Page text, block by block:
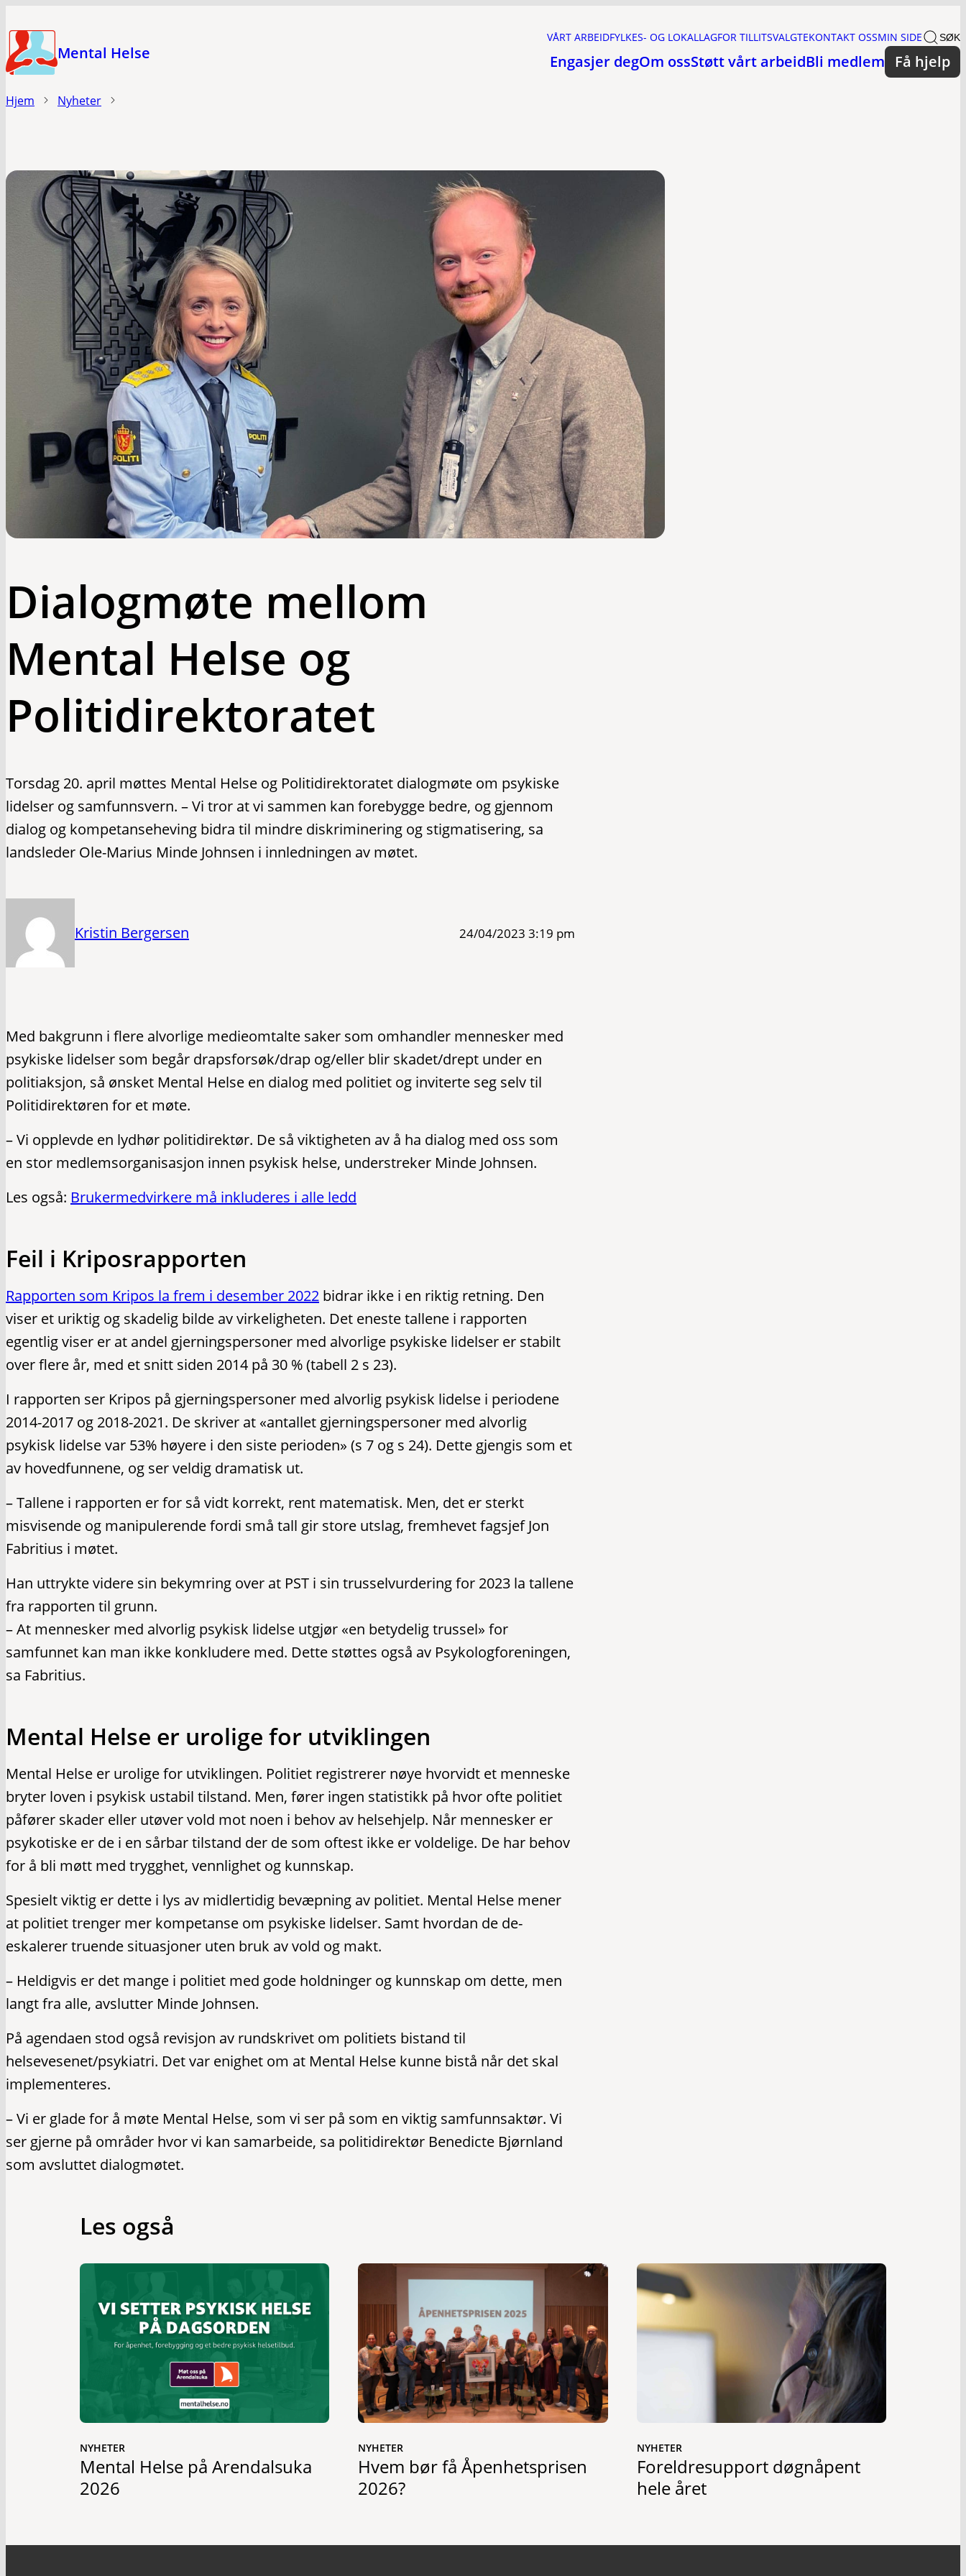
til
hovedinnholdMental Helse
VÅRT ARBEIDFYLKES- OG LOKALLAGFOR TILLITSVALGTEKONTAKT OSSMIN SIDE SØK
Engasjer degOm ossStøtt vårt arbeidBli medlem Få hjelp
Hjem Nyheter
Dialogmøte mellom
Mental Helse og
Politidirektoratet
Torsdag 20. april møttes Mental Helse og Politidirektoratet dialogmøte om psykiske
lidelser og samfunnsvern. – Vi tror at vi sammen kan forebygge bedre, og gjennom
dialog og kompetanseheving bidra til mindre diskriminering og stigmatisering, sa
landsleder Ole-Marius Minde Johnsen i innledningen av møtet.
Kristin Bergersen Publisert
24/04/2023 3:19 pm
Med bakgrunn i flere alvorlige medieomtalte saker som omhandler mennesker med
psykiske lidelser som begår drapsforsøk/drap og/eller blir skadet/drept under en
politiaksjon, så ønsket Mental Helse en dialog med politiet og inviterte seg selv til
Politidirektøren for et møte.
– Vi opplevde en lydhør politidirektør. De så viktigheten av å ha dialog med oss som
en stor medlemsorganisasjon innen psykisk helse, understreker Minde Johnsen.
Les også: Brukermedvirkere må inkluderes i alle ledd
Feil i Kriposrapporten
Rapporten som Kripos la frem i desember 2022 bidrar ikke i en riktig retning. Den
viser et uriktig og skadelig bilde av virkeligheten. Det eneste tallene i rapporten
egentlig viser er at andel gjerningspersoner med alvorlige psykiske lidelser er stabilt
over flere år, med et snitt siden 2014 på 30 % (tabell 2 s 23).
I rapporten ser Kripos på gjerningspersoner med alvorlig psykisk lidelse i periodene
2014-2017 og 2018-2021. De skriver at «antallet gjerningspersoner med alvorlig
psykisk lidelse var 53% høyere i den siste perioden» (s 7 og s 24). Dette gjengis som et
av hovedfunnene, og ser veldig dramatisk ut.
– Tallene i rapporten er for så vidt korrekt, rent matematisk. Men, det er sterkt
misvisende og manipulerende fordi små tall gir store utslag, fremhevet fagsjef Jon
Fabritius i møtet.
Han uttrykte videre sin bekymring over at PST i sin trusselvurdering for 2023 la tallene
fra rapporten til grunn.
– At mennesker med alvorlig psykisk lidelse utgjør «en betydelig trussel» for
samfunnet kan man ikke konkludere med. Dette støttes også av Psykologforeningen,
sa Fabritius.
Mental Helse er urolige for utviklingen
Mental Helse er urolige for utviklingen. Politiet registrerer nøye hvorvidt et menneske
bryter loven i psykisk ustabil tilstand. Men, fører ingen statistikk på hvor ofte politiet
påfører skader eller utøver vold mot noen i behov av helsehjelp. Når mennesker er
psykotiske er de i en sårbar tilstand der de som oftest ikke er voldelige. De har behov
for å bli møtt med trygghet, vennlighet og kunnskap.
Spesielt viktig er dette i lys av midlertidig bevæpning av politiet. Mental Helse mener
at politiet trenger mer kompetanse om psykiske lidelser. Samt hvordan de de-
eskalerer truende situasjoner uten bruk av vold og makt.
– Heldigvis er det mange i politiet med gode holdninger og kunnskap om dette, men
langt fra alle, avslutter Minde Johnsen.
På agendaen stod også revisjon av rundskrivet om politiets bistand til
helsevesenet/psykiatri. Det var enighet om at Mental Helse kunne bistå når det skal
implementeres.
– Vi er glade for å møte Mental Helse, som vi ser på som en viktig samfunnsaktør. Vi
ser gjerne på områder hvor vi kan samarbeide, sa politidirektør Benedicte Bjørnland
som avsluttet dialogmøtet.
Les også
NYHETER
Mental Helse på Arendalsuka
2026
NYHETER
Hvem bør få Åpenhetsprisen
2026?
NYHETER
Foreldresupport døgnåpent
hele året